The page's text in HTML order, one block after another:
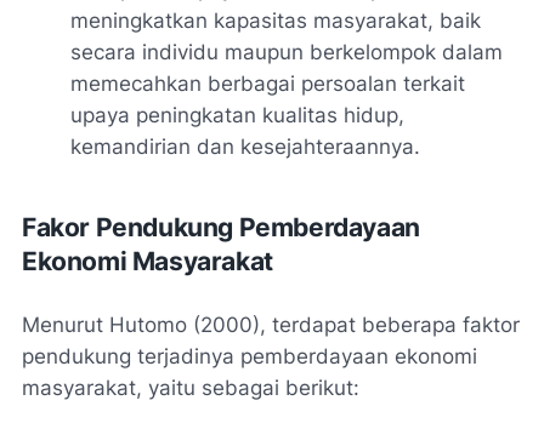
meningkatkan kapasitas masyarakat, baik
secara individu maupun berkelompok dalam
memecahkan berbagai persoalan terkait
upaya peningkatan kualitas hidup,
kemandirian dan kesejahteraannya.
Fakor Pendukung Pemberdayaan
Ekonomi Masyarakat
Menurut Hutomo (2000), terdapat beberapa faktor
pendukung terjadinya pemberdayaan ekonomi
masyarakat, yaitu sebagai berikut: